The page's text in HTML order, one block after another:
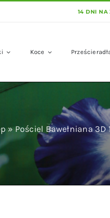
Koce
»Pościel Bawełniana